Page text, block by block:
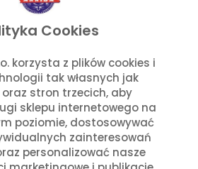
Cookies
korzysta z plików cookies i
tak własnych jak
oraz stron trzecich, aby
sklepu internetowego na
poziomie, dostosowywać
zainteresowań
personalizować nasze
Sztyler
i truskawek